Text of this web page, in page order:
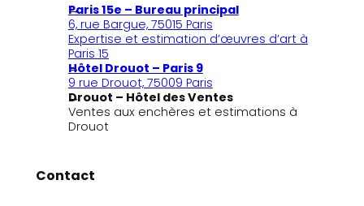
Paris 15e – Bureau principal
6, rue Bargue, 75015 Paris
Expertise et estimation d’œuvres d’art à
Paris 15
Hôtel Drouot – Paris 9
9 rue Drouot, 75009 Paris
Drouot – Hôtel des Ventes
Ventes aux enchères et estimations à
Drouot
Contact